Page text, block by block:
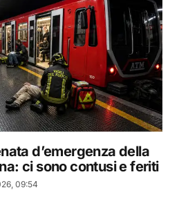
d’emergenza della
ci sono contusi e feriti
09:54